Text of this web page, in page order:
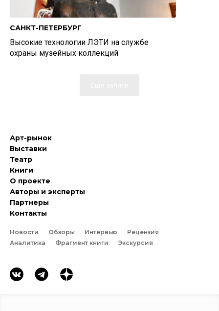
САНКТ-ПЕТЕРБУРГ
Высокие технологии ЛЭТИ на службе
охраны музейных коллекций
Арт-рынок
Выставки
Театр
Книги
О проекте
Авторы и эксперты
Партнеры
Контакты
Новости Обзоры Интервью
Рецензия
Аналитика
Фрагмент книги Экскурсия